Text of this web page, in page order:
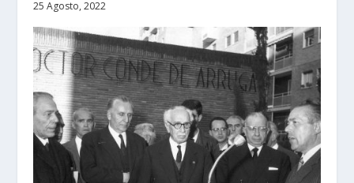
25 Agosto, 2022